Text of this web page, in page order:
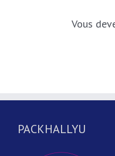
Vous
PACKHALLYU